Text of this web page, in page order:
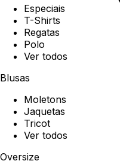
Especiais
T-Shirts
Regatas
Polo
Ver todos
Blusas
Moletons
Jaquetas
Tricot
Ver todos
Oversize